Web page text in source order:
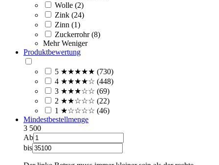
Wolle (2)
Zink (24)
Zinn (1)
Zuckerrohr (8)
Mehr Weniger
Produktbewertung
5 ★★★★★ (730)
4 ★★★★☆ (448)
3 ★★★☆☆ (69)
2 ★★☆☆☆ (22)
1 ★☆☆☆☆ (46)
Mindestbestellmenge
3 500
Ab
bis